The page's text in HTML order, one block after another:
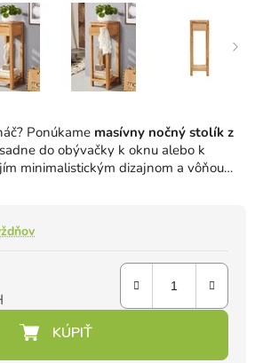
Ponúkame masívny nočný stolík z
do obývačky k oknu alebo k
minimalistickým dizajnom a vôňou